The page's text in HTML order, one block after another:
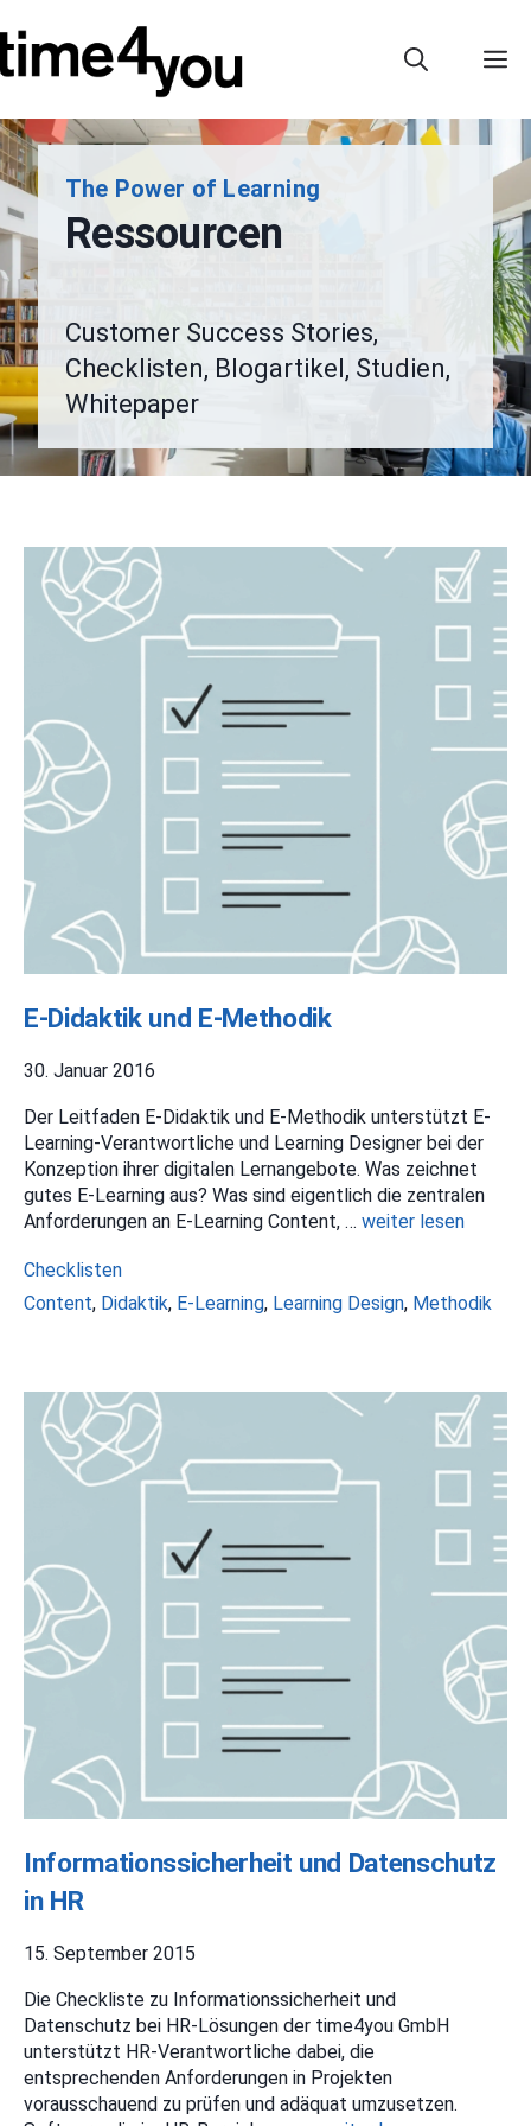
Inhalt
springen
The Power of Learning
Ressourcen
Customer Success Stories,
Checklisten, Blogartikel, Studien,
Whitepaper
E-Didaktik und E-Methodik
30. Januar 2016
Der Leitfaden E-Didaktik und E-Methodik unterstützt E-
Learning-Verantwortliche und Learning Designer bei der
Konzeption ihrer digitalen Lernangebote. Was zeichnet
gutes E-Learning aus? Was sind eigentlich die zentralen
Anforderungen an E-Learning Content, … weiter lesen
Kategorien
Checklisten
Schlagwörter
Content, Didaktik, E-Learning, Learning Design, Methodik
Informationssicherheit und Datenschutz
in HR
15. September 2015
Die Checkliste zu Informationssicherheit und
Datenschutz bei HR-Lösungen der time4you GmbH
unterstützt HR-Verantwortliche dabei, die
entsprechenden Anforderungen in Projekten
vorausschauend zu prüfen und adäquat umzusetzen.